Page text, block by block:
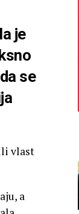
je
se
vlast
a